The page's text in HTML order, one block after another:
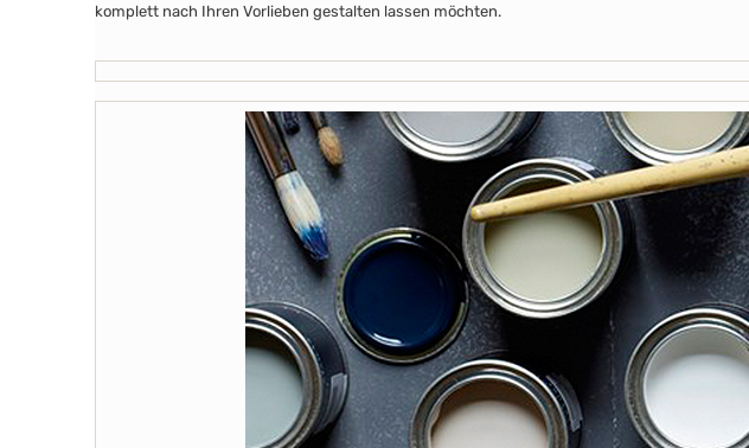
komplett nach Ihren Vorlieben gestalten lassen möchten.